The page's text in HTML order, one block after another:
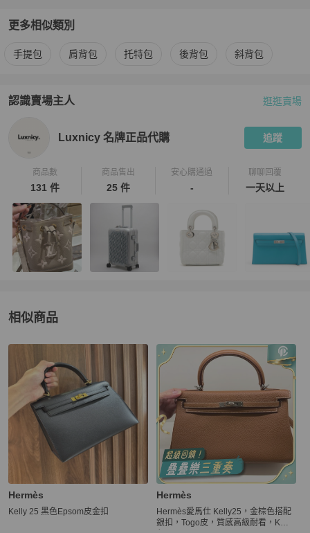
更多相似類別
更多Hermès 女包相似商品推薦
手提包 肩背包 托特包 後背包 斜背包
認識賣場主人
PopChill 拍拍圈嚴選賣家
逛逛賣場
Luxnicy 名牌正品代購 追蹤
商品數
131 件
商品售出
25 件
安心購通過
-
聊聊回覆
一天以上
相似商品
更多相似Hermès女包推薦精品
Hermès
Kelly 25 黑色Epsom皮金扣
Hermès
Hermès愛馬仕 Kelly25，金棕色搭配
銀扣，Togo皮，質感高級耐看，K刻